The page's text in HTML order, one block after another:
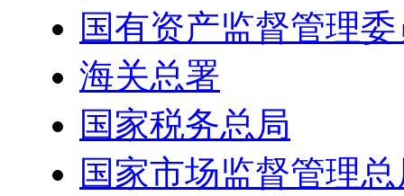
国有资产监督管理
海关总署
国家税务总局
国家市场监督管理